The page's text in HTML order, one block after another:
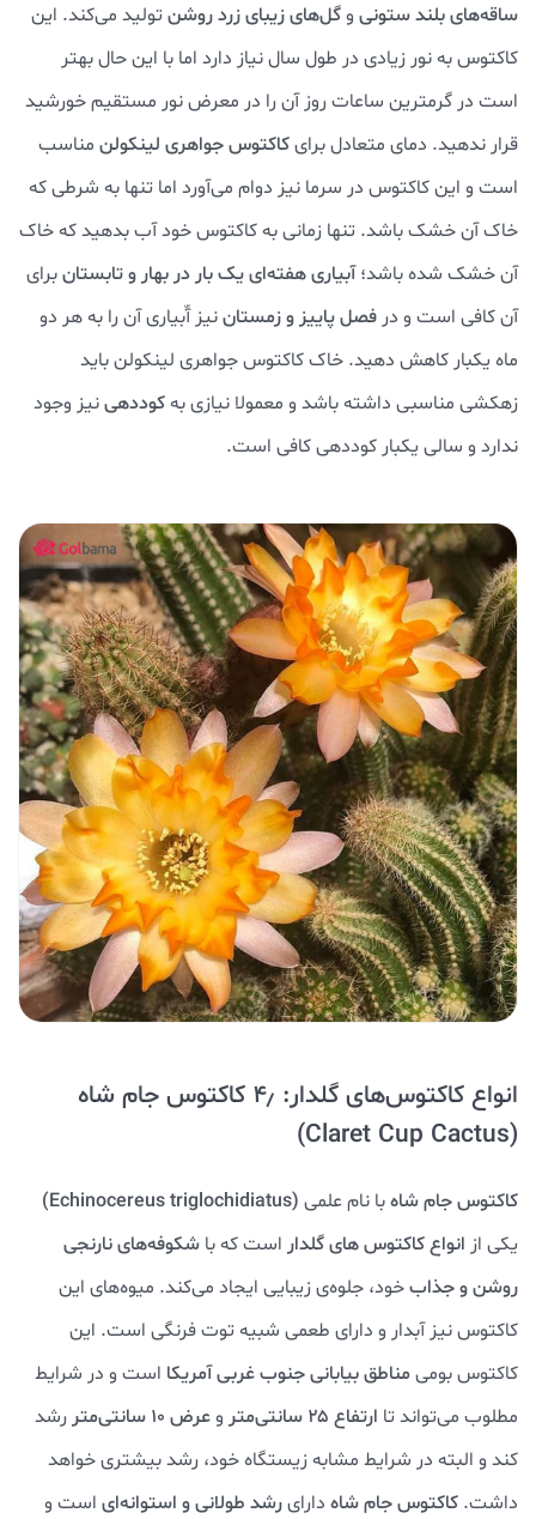
ساقه‌های بلند ستونی وگل‌های زیبای زرد روشن تولید می‌کند. این
کاکتوس به نور زیادی در طول سال نیاز دارد اما با این حال بهتر
است در گرمترین ساعات روز آن را در معرض نور مستقیم خورشید
قرار ندهید. دمای متعادل برایکاکتوس جواهری لینکولن مناسب
است و این کاکتوس در سرما نیز دوام می‌آورد اما تنها به شرطی که
خاک آن خشک باشد. تنها زمانی به کاکتوس خود آب بدهید که خاک
آن خشک شده باشد؛آبیاری هفته‌ای یک بار در بهار و تابستانبرای
آن کافی است و در فصل پاییز و زمستاننیز آّبیاری آن را به هر دو
ماه یکبار کاهش دهید. خاک کاکتوس جواهری لینکولن باید
زهکشی مناسبی داشته باشد و معمولا نیازی بهکوددهینیز وجود
ندارد و سالی یکبار کوددهی کافی است.
انواع کاکتوس‌های گلدار: ۴٫ کاکتوس جام شاه
(Claret Cup Cactus)
کاکتوس جام شاهبا نام علمی (Echinocereus triglochidiatus)
یکی از انواع کاکتوس های گلدار است که با شکوفه‌های نارنجی
روشن و جذابخود، جلوه‌ی زیبایی ایجاد می‌کند. میوه‌های این
کاکتوس نیز آبدار و دارای طعمی شبیه توت فرنگی است. این
کاکتوس بومیمناطق بیابانی جنوب غربی آمریکا است و در شرایط
مطلوب می‌تواند تا ارتفاع ۲۵ سانتی‌متر وعرض ۱۰ سانتی‌متر
رشد
کند و البته در شرایط مشابه زیستگاه خود، رشد بیشتری خواهد
داشت. کاکتوس جام شاه دارایرشد طولانی و استوانه‌ای است و